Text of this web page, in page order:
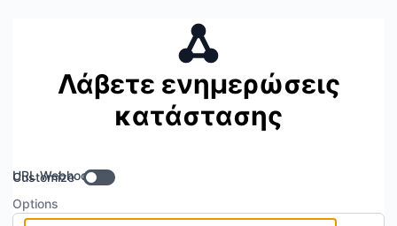
Λάβετε ενημερώσεις
κατάστασης
URL Webhook
Customize
Options